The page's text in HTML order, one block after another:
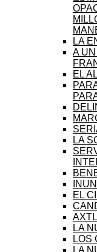
LA
A
EL
LA
EL
LA
LOS
LA